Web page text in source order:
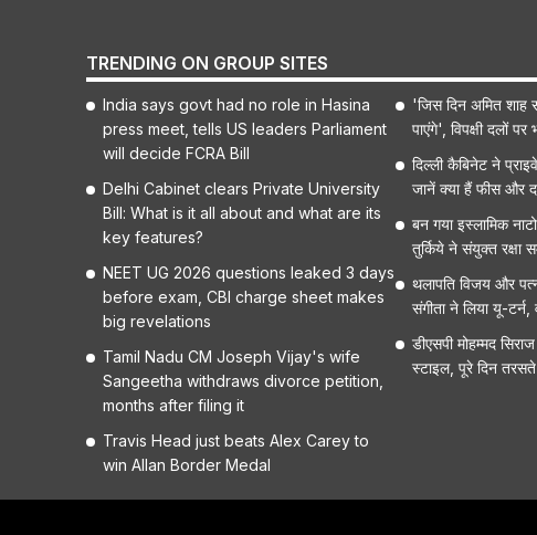
TRENDING ON GROUP SITES
India says govt had no role in Hasina
press meet, tells US leaders Parliament
will decide FCRA Bill
Delhi Cabinet clears Private University
Bill: What is it all about and what are its
key features?
NEET UG 2026 questions leaked 3 days
before exam, CBI charge sheet makes
big revelations
Tamil Nadu CM Joseph Vijay's wife
Sangeetha withdraws divorce petition,
months after filing it
Travis Head just beats Alex Carey to
win Allan Border Medal
'जिस दिन अमित
पाएंगे', विपक्षी दलों
दिल्ली कैबिनेट ने
जानें क्या हैं फीस और
बन गया इस्लामिक
तुर्किये ने संयुक्त रक्षा
थलापति विजय और
संगीता ने लिया यू-
डीएसपी मोहम्मद
स्टाइल, पूरे दिन